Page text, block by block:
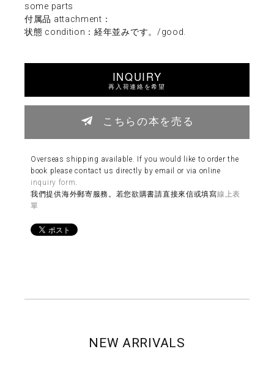
some parts
付属品 attachment：
状態 condition：経年並みです。/good.
INQUIRY
再入荷連絡を希望
こちらの本を売る
Overseas shipping available. If you would like to order the
book please contact us directly by email or via online
inquiry form
我們提供海外郵寄服務。若您欲購書請直接來信或填寫線上表
單
NEW ARRIVALS